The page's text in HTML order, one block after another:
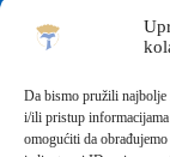
Da bismo pružili
i/ili pristup
omogućiti da